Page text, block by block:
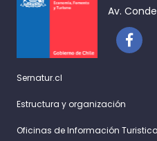
Av.
Sernatur.cl
Estructura y organización
Oficinas de Información